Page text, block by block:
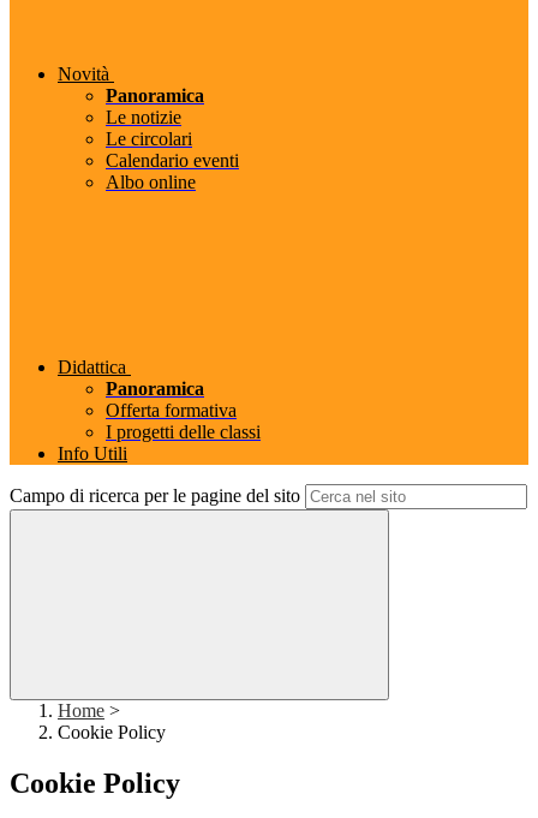
Novità
Panoramica
Le notizie
Le circolari
Calendario eventi
Albo online
Didattica
Panoramica
Offerta formativa
I progetti delle classi
Info Utili
Campo di ricerca per le pagine del sito
Home >
Cookie Policy
Cookie Policy